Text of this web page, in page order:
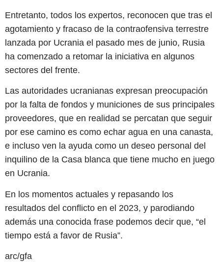
Entretanto, todos los expertos, reconocen que tras el
agotamiento y fracaso de la contraofensiva terrestre
lanzada por Ucrania el pasado mes de junio, Rusia
ha comenzado a retomar la iniciativa en algunos
sectores del frente.
Las autoridades ucranianas expresan preocupación
por la falta de fondos y municiones de sus principales
proveedores, que en realidad se percatan que seguir
por ese camino es como echar agua en una canasta,
e incluso ven la ayuda como un deseo personal del
inquilino de la Casa blanca que tiene mucho en juego
en Ucrania.
En los momentos actuales y repasando los
resultados del conflicto en el 2023, y parodiando
además una conocida frase podemos decir que, “el
tiempo está a favor de Rusia”.
arc/gfa